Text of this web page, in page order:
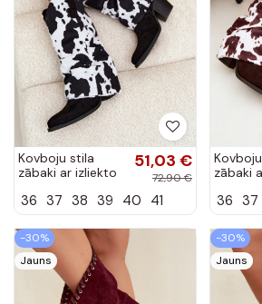
Kovboju stila
zābaki ar izliekto
melnā krāsā Havie
51,03 €
72,90 €
36 37 38 39 40 41
zābaki
brūnā
36 37
-30%
Jauns
-30%
Jauns